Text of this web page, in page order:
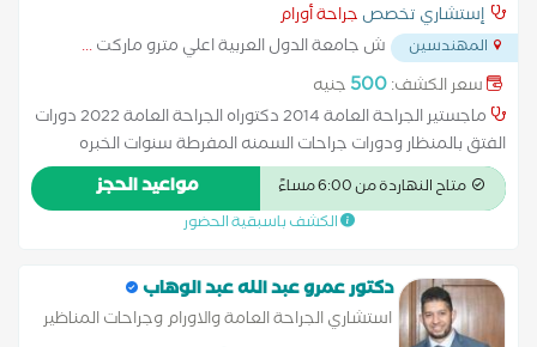
إستشاري تخصص جراحة أورام
المهندسين ش جامعة الدول العربية اعلي مترو ماركت...
سعر الكشف:500 جنيه
ماجستير الجراحة العامة 2014 دكتوراه الجراحة العامة 2022 دورات
الفتق بالمنظار ودورات جراحات السمنه المفرطة سنوات الخبره
15سنة عضو الجمعيه المصريه لجراحة الاورام عضو الجمعيه المصريه
لجراحة مناظير البطن
متاح النهاردة من 6:00 مساءً مواعيد الحجز
الكشف باسبقية الحضور
دكتور عمرو عبد الله عبد الوهاب
استشاري الجراحة العامة والاورام وجراحات المناظير